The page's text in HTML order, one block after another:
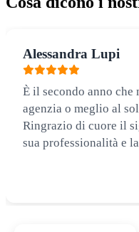
Alessandra Lupi
È il secondo anno
agenzia o meglio al
Ringrazio di cuore il
sua professionalità e